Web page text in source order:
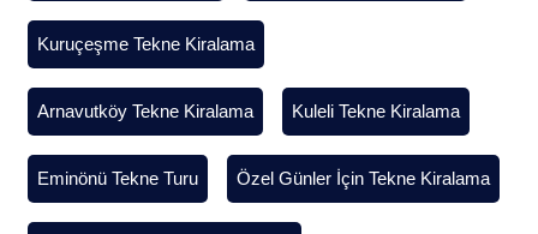
Kuruçeşme Tekne Kiralama
Arnavutköy Tekne Kiralama Kuleli Tekne Kiralama
Eminönü Tekne Turu Özel Günler İçin Tekne Kiralama